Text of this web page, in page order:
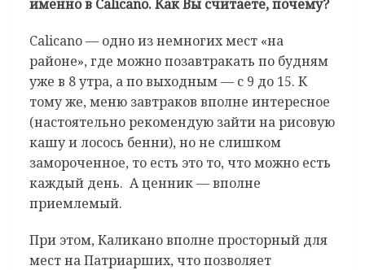
именно в Calicano. Как Вы считаете, почему?
Calicano — одно из немногих мест «на
районе», где можно позавтракать по будням
уже в 8 утра, а по выходным — с 9 до 15. К
тому же, меню завтраков вполне интересное
(настоятельно рекомендую зайти на рисовую
кашу и лосось бенни), но не слишком
замороченное, то есть это то, что можно есть
каждый день. А ценник — вполне
приемлемый.
При этом, Каликано вполне просторный для
мест на Патриарших, что позволяет